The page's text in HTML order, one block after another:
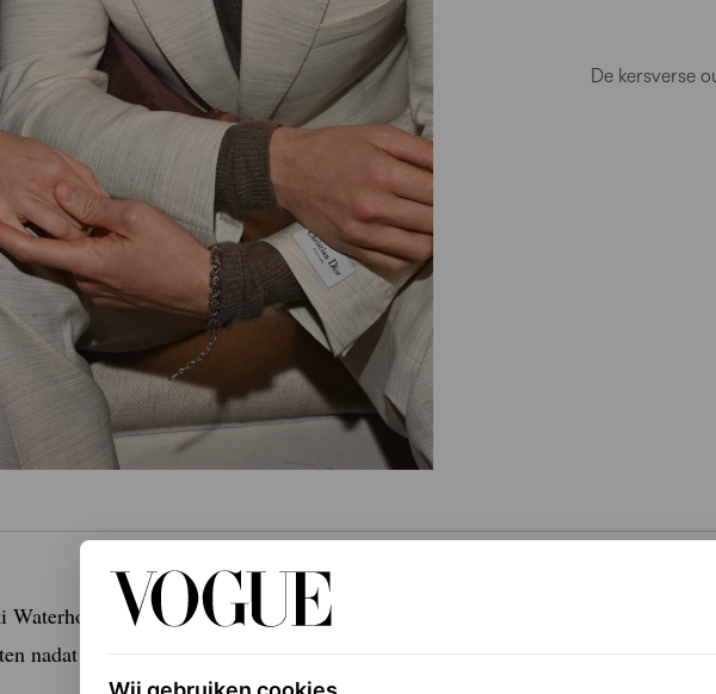
De kersverse
heeft haar eerste kind gekregen met acteur Robert
nadat paparazzi het koppel vastlegde terwijl ze met een kinderwagen